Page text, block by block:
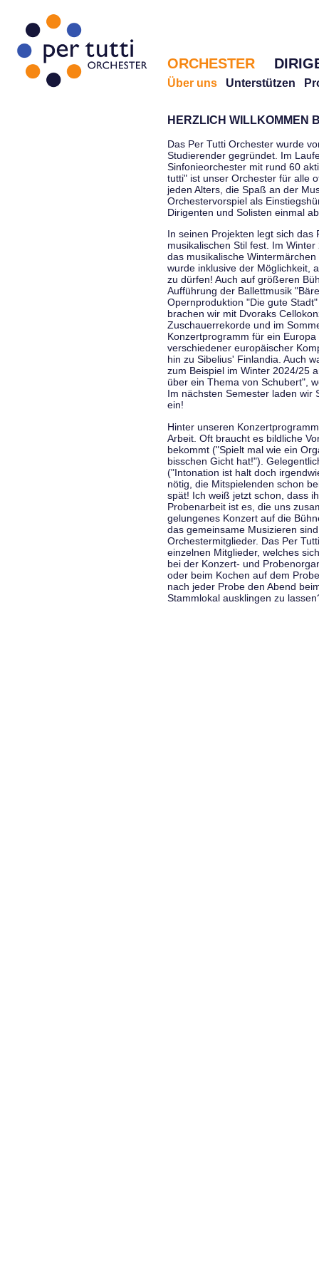
ORCHESTER
Über uns Unterstützen
HERZLICH WILLKOMMEN
Das Per Tutti Orchester wurde
Studierender gegründet. Im
Sinfonieorchester mit rund 60
tutti" ist unser Orchester für alle
jeden Alters, die Spaß an der
Orchestervorspiel als
Dirigenten und Solisten einmal
In seinen Projekten legt sich das
musikalischen Stil fest. Im
das musikalische
wurde inklusive der Möglichkeit,
zu dürfen! Auch auf größeren
Aufführung der Ballettmusik
Opernproduktion "Die gute
brachen wir mit Dvoraks
Zuschauerrekorde und im
Konzertprogramm für ein
verschiedener europäischer
hin zu Sibelius' Finlandia. Auch
zum Beispiel im Winter 2024/25
über ein Thema von Schubert",
Im nächsten Semester laden wir
ein!
Hinter unseren
Arbeit. Oft braucht es bildliche
bekommt ("Spielt mal wie ein
bisschen Gicht hat!").
("Intonation ist halt doch
nötig, die Mitspielenden schon
spät! Ich weiß jetzt schon, dass
Probenarbeit ist es, die uns
gelungenes Konzert auf die
das gemeinsame Musizieren
Orchestermitglieder. Das Per
einzelnen Mitglieder, welches
bei der Konzert- und
oder beim Kochen auf dem
nach jeder Probe den Abend
Stammlokal ausklingen zu